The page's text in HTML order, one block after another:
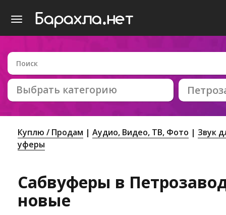
Выбрать категорию
Куплю / Продам Аудио, Видео, ТВ, Фото
Звук
уферы
Сабвуферы в
новые